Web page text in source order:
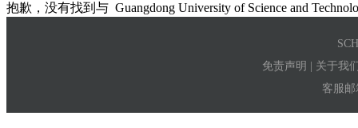
抱歉，没有找到与 Guangdong University of Science and
免责声明
关于我
客服邮